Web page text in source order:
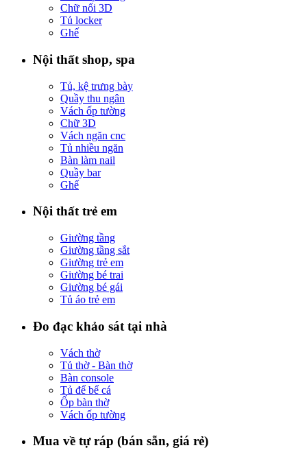
Chữ nổi 3D
Tủ locker
Ghế
Nội thất shop, spa
Tủ, kệ trưng bày
Quầy thu ngân
Vách ốp tường
Chữ 3D
Vách ngăn cnc
Tủ nhiều ngăn
Bàn làm nail
Quầy bar
Ghế
Nội thất trẻ em
Giường tầng
Giường tầng sắt
Giường trẻ em
Giường bé trai
Giường bé gái
Tủ áo trẻ em
Đo đạc khảo sát tại nhà
Vách thờ
Tủ thờ - Bàn thờ
Bàn console
Tủ để bể cá
Ốp bàn thờ
Vách ốp tường
Mua về tự ráp (bán sẵn, giá rẻ)